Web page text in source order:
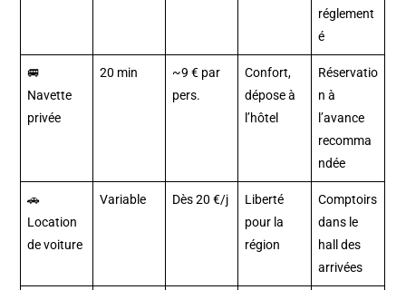
réglement
é
🚐
Navette
privée
20 min
~9 € par
pers.
Confort,
dépose à
l’hôtel
Réservatio
n à
l’avance
recomma
ndée
🚗
Location
de voiture
Variable Dès 20 €/j
Liberté
pour la
région
Comptoirs
dans le
hall des
arrivées